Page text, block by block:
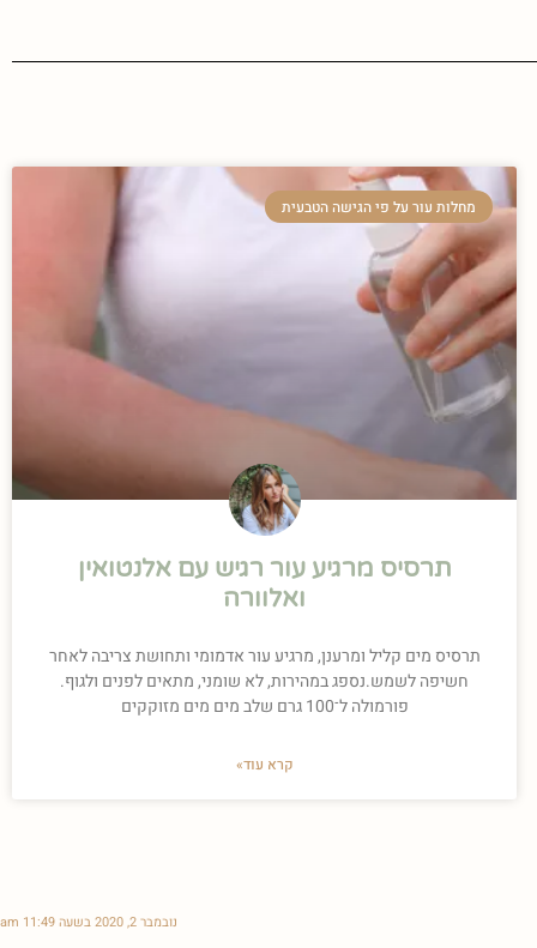
מחלות עור על פי הגישה הטבעית
תרסיס מרגיע עור רגיש עם אלנטואין
ואלוורה
תרסיס מים קליל ומרענן, מרגיע עור אדמומי ותחושת צריבה לאחר
חשיפה לשמש.נספג במהירות, לא שומני, מתאים לפנים ולגוף.
פורמולה ל־100 גרם שלב מים מים מזוקקים
קרא עוד»
נובמבר 2, 2020 בשעה 11:49 am